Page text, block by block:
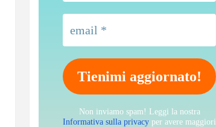
Non inviamo spam! Leggi la nostra
Informativa sulla privacy per avere maggiori